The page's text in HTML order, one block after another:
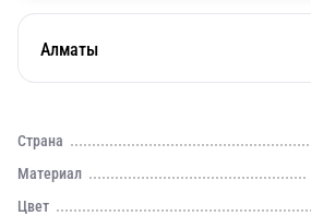
Алматы
Страна
Материал
Цвет